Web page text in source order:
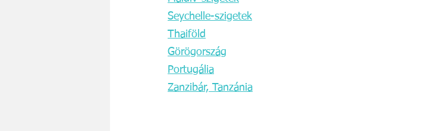
Seychelle-szigetek
Thaiföld
Görögország
Portugália
Zanzibár, Tanzánia